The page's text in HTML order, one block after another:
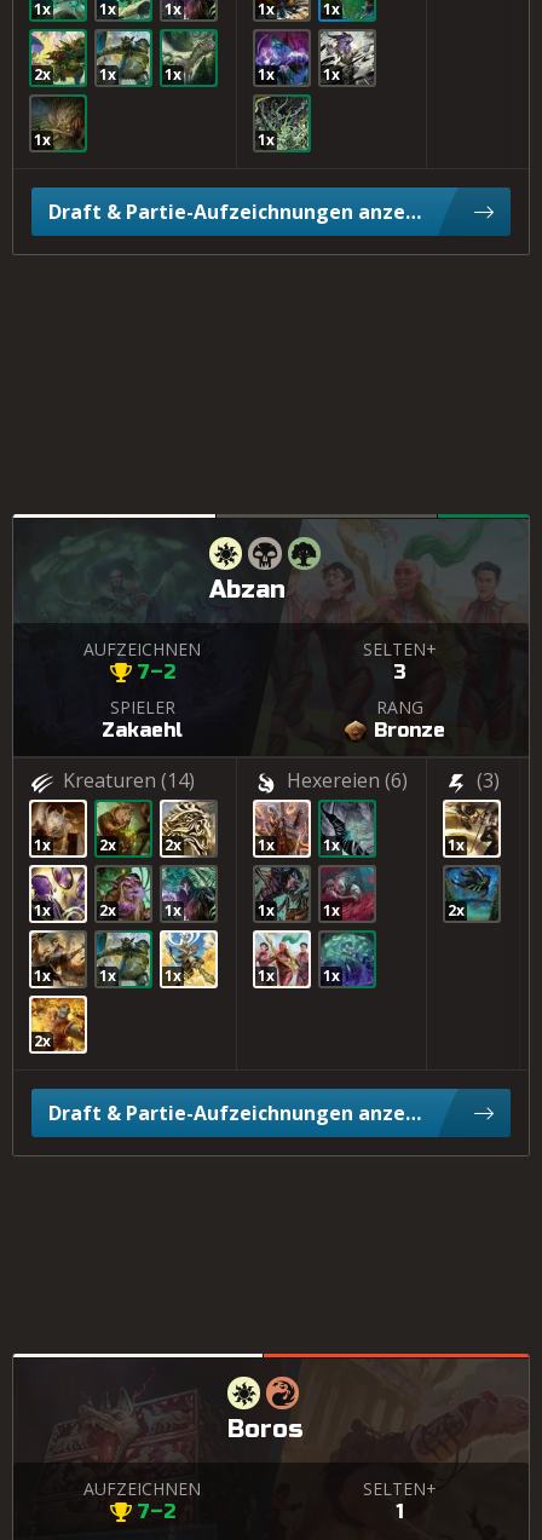
1x 1x 1x
2x 1x 1x
1x
1x 1x
1x 1x
1x
Draft & Partie-Aufzeichnungen anzeigen
Abzan
AUFZEICHNEN
7–2
SELTEN+
3
SPIELER
Zakaehl
RANG
Bronze
Kreaturen (14)
1x 2x 2x
1x 2x 1x
1x 1x 1x
2x
Hexereien (6)
1x 1x
1x 1x
1x 1x
(3)
1x
2x
Draft & Partie-Aufzeichnungen anzeigen
Boros
AUFZEICHNEN
7–2
SELTEN+
1